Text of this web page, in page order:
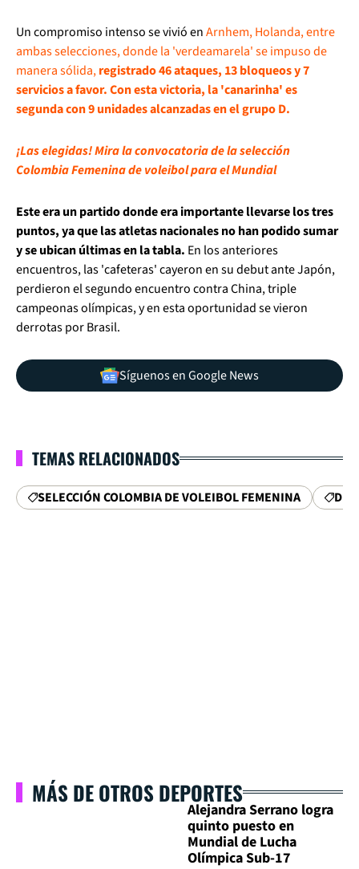
Un compromiso intenso se vivió enArnhem, Holanda, entre
ambas selecciones, donde la 'verdeamarela' se impuso de
manera sólida,registrado 46 ataques, 13 bloqueos y 7
servicios a favor. Con esta victoria, la 'canarinha' es
segunda con 9 unidades alcanzadas en el grupo D.
¡Las elegidas! Mira la convocatoria de la selección
Colombia Femenina de voleibol para el Mundial
Este era un partido donde era importante llevarse los tres
puntos, ya que las atletas nacionales no han podido sumar
y se ubican últimas en la tabla. En los anteriores
encuentros, las 'cafeteras' cayeron en su debut ante Japón,
perdieron el segundo encuentro contra China, triple
campeonas olímpicas, y en esta oportunidad se vieron
derrotas por Brasil.
Síguenos en Google News
TEMAS RELACIONADOS
SELECCIÓN COLOMBIA DE VOLEIBOL FEMENINA
MÁS DE OTROS DEPORTES
Alejandra Serrano logra
quinto puesto en
Mundial de Lucha
Olímpica Sub-17